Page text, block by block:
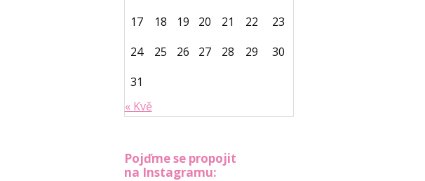
17
18 19 20 21 22
23
24
25 26 27 28 29
30
31
« Kvě
Pojďme se propojit
na Instagramu: